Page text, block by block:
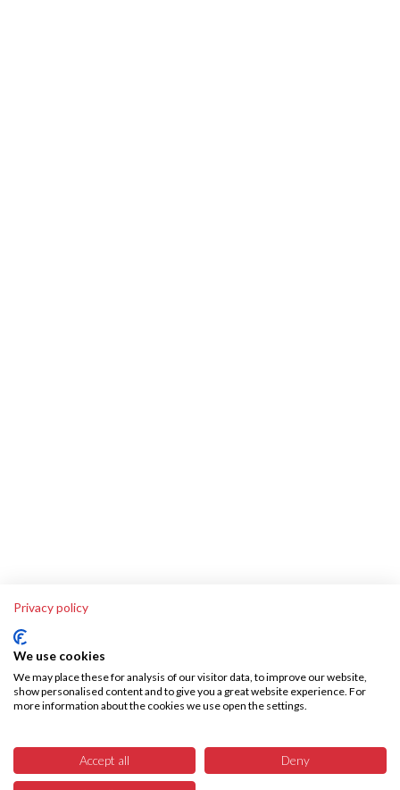
Effiziente Warenbeschaffung leicht gemacht – SKA Tech übernimmt Ihren
gesamten Warenbeschaffungsprozess, vollautomatisiert und fehlerfrei.
Privacy policy
We use cookies
We may place these for analysis of our visitor data, to improve our website,
show personalised content and to give you a great website experience. For
more information about the cookies we use open the settings.
Accept all Deny